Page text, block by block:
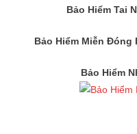
Bảo Hiểm Tai
Bảo Hiểm Miễn Đóng
Bảo Hiểm